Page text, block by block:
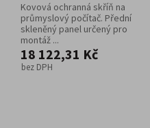
Kovová ochranná skříň na
průmyslový počítač. Přední
skleněný panel určený pro
montáž ...
18 122,31 Kč
bez DPH